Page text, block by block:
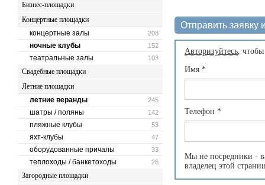
Бизнес-площадки
Концертные площадки
208
концертные залы
152
ночные клубы
103
театральные залы
Свадебные площадки
Летние площадки
245
летние веранды
142
шатры / поляны
53
пляжные клубы
47
яхт-клубы
33
оборудованные причалы
26
теплоходы / банкетоходы
Загородные площадки
Отправить заявку
Авторизуйтесь,
Имя *
Телефон *
Мы не посредники -
владелец этой